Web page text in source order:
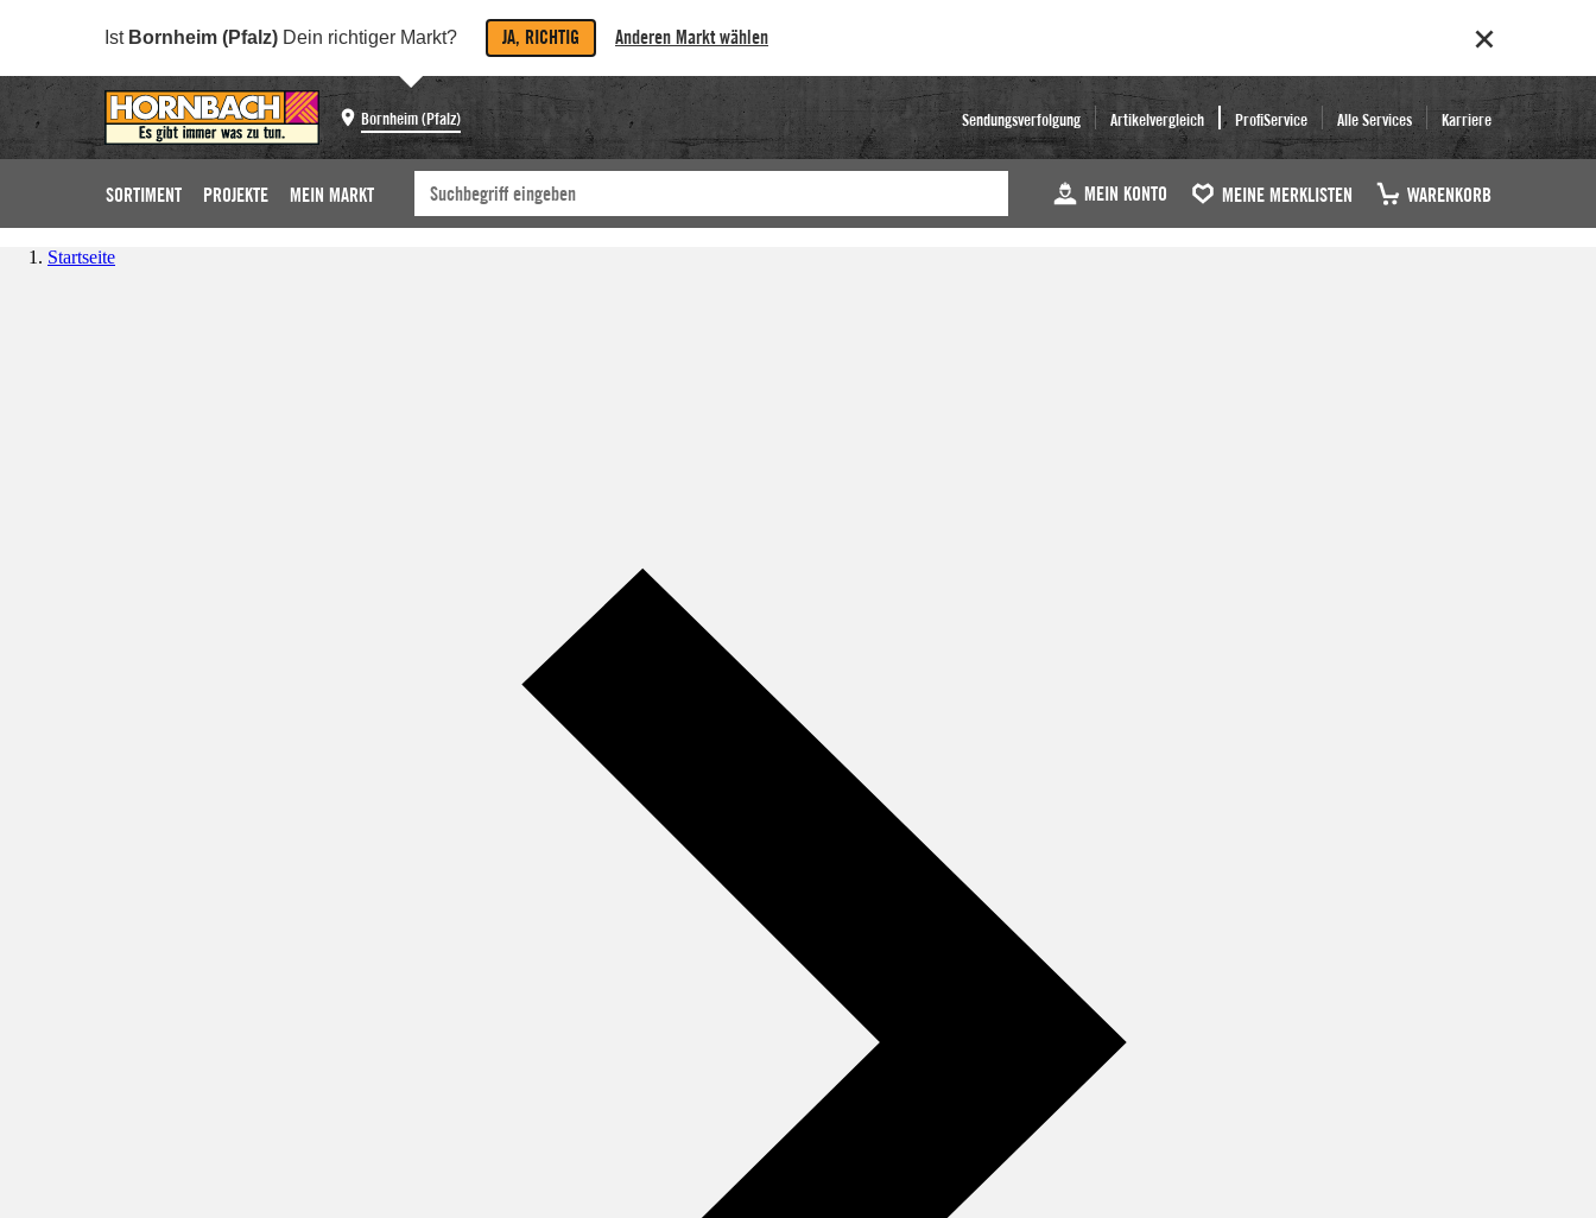
Ist Bornheim (Pfalz) Dein richtiger Markt? JA, RICHTIG Anderen Markt wählen
Bornheim (Pfalz) Sendungsverfolgung Artikelvergleich ProfiService Alle Services Karriere
SORTIMENT PROJEKTE MEIN MARKT MEIN KONTO MEINE MERKLISTEN WARENKORB
Startseite